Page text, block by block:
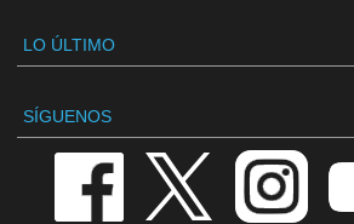
LO ÚLTIMO
SÍGUENOS